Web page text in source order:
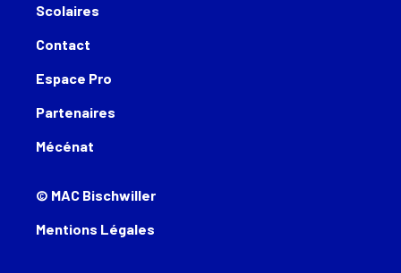
Scolaires
Contact
Espace Pro
Partenaires
Mécénat
© MAC Bischwiller
Mentions Légales